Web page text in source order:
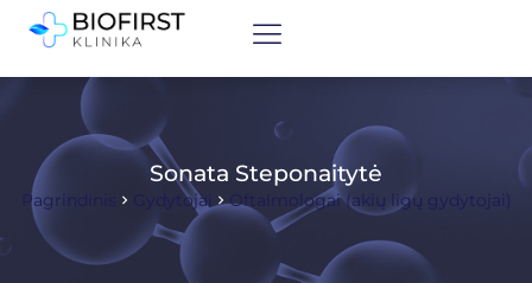
Sonata Steponaitytė
Pagrindinis Gydytojai Oftalmologai (akių ligų gydytojai)